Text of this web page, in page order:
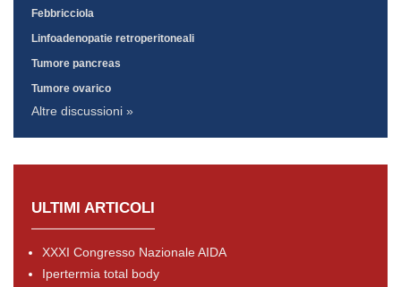
Febbricciola
Linfoadenopatie retroperitoneali
Tumore pancreas
Tumore ovarico
Altre discussioni »
ULTIMI ARTICOLI
XXXI Congresso Nazionale AIDA
Ipertermia total body